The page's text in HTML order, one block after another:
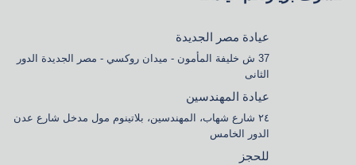
عيادة مصر الجديدة
37 ش خليفة المأمون - ميدان روكسي - مصر الجديدة الدور
الثانى
عيادة المهندسين
٢٤ شارع شهاب، المهندسين، بلاتينوم مول مدخل شارع عدن
الدور الخامس
للحجز